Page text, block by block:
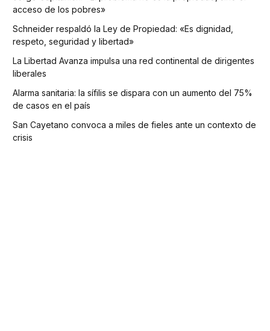
acceso de los pobres»
Schneider respaldó la Ley de Propiedad: «Es dignidad,
respeto, seguridad y libertad»
La Libertad Avanza impulsa una red continental de dirigentes
liberales
Alarma sanitaria: la sífilis se dispara con un aumento del 75%
de casos en el país
San Cayetano convoca a miles de fieles ante un contexto de
crisis